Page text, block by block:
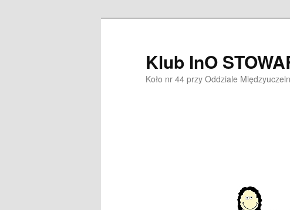
Klub InO
Koło nr 44 przy Oddziale